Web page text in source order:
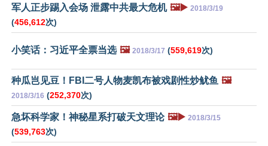
军人正步踢入会场 泄露中共最大危机 🖼️▶️ 2018/3/19
(456,612次)
小笑话：习近平全票当选 🖼️ 2018/3/17 (559,619次)
种瓜岂见豆！FBI二号人物麦凯布被戏剧性炒鱿鱼 🖼️
2018/3/16 (252,370次)
急坏科学家！神秘星系打破天文理论 🖼️▶️ 2018/3/15
(539,763次)